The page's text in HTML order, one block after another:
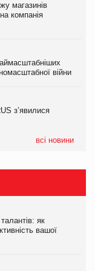
магазинів
компанія
війни
з’явилися
всі новини
магазинів
компанія
війни
з’явилися
за квартал
як
вашої